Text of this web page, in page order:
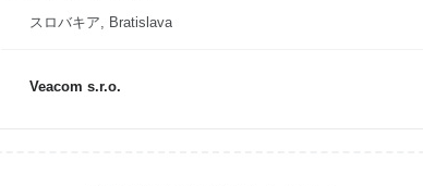
スロバキア, Bratislava
Veacom s.r.o.